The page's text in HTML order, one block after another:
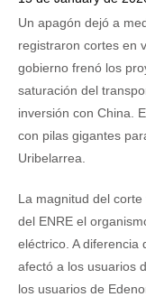
Un apagón dejó a
registraron cortes en
gobierno frenó los
saturación del
inversión con China.
con pilas gigantes
Uribelarrea.
La magnitud del
del ENRE el
eléctrico. A diferencia
afectó a los usuarios
los usuarios de